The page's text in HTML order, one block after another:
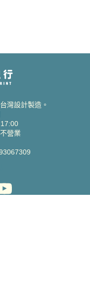
灣設計製造。
營業